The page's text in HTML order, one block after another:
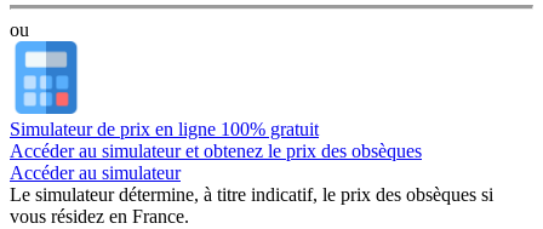
ou
Simulateur de prix en ligne 100% gratuit
Accéder au simulateur et obtenez le prix des obsèques
Accéder au simulateur
Le simulateurdétermine, à titre indicatif, le prix des obsèques si
vous résidez en France.